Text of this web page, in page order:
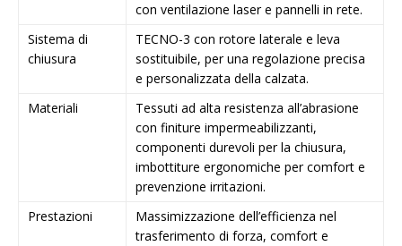
con ventilazione laser e pannelli in rete.
Sistema di
chiusura
TECNO-3 con rotore laterale e leva
sostituibile, per una regolazione precisa
e personalizzata della calzata.
Materiali
Tessuti ad alta resistenza all’abrasione
con finiture impermeabilizzanti,
componenti durevoli per la chiusura,
imbottiture ergonomiche per comfort e
prevenzione irritazioni.
Prestazioni
Massimizzazione dell’efficienza nel
trasferimento di forza, comfort e